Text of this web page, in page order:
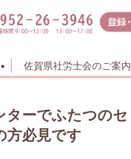
佐賀県社労士会のご案内
ーでふたつのセ
方必見です